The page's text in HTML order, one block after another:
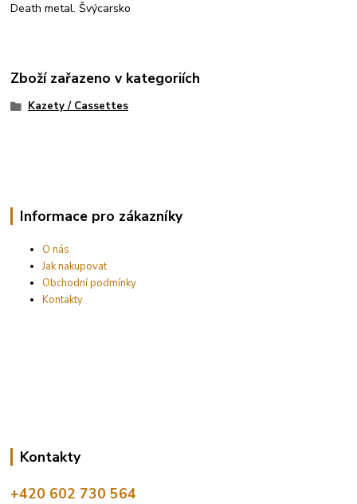
Death metal. Švýcarsko
Zboží zařazeno v kategoriích
Kazety / Cassettes
Informace pro zákazníky
O nás
Jak nakupovat
Obchodní podmínky
Kontakty
Kontakty
+420 602 730 564